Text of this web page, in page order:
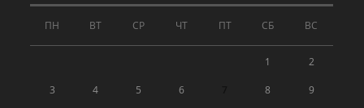
ПН ВТ СР ЧТ ПТ СБ ВС
1 2
3 4 5 6 8 9